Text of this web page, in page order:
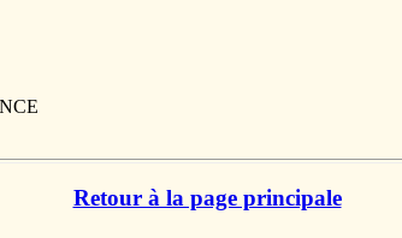
Retour à la page principale